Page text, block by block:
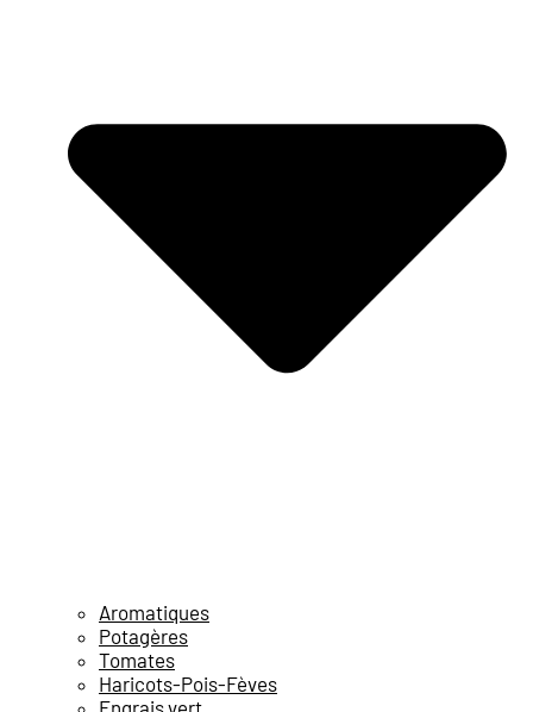
Aromatiques
Potagères
Tomates
Haricots-Pois-Fèves